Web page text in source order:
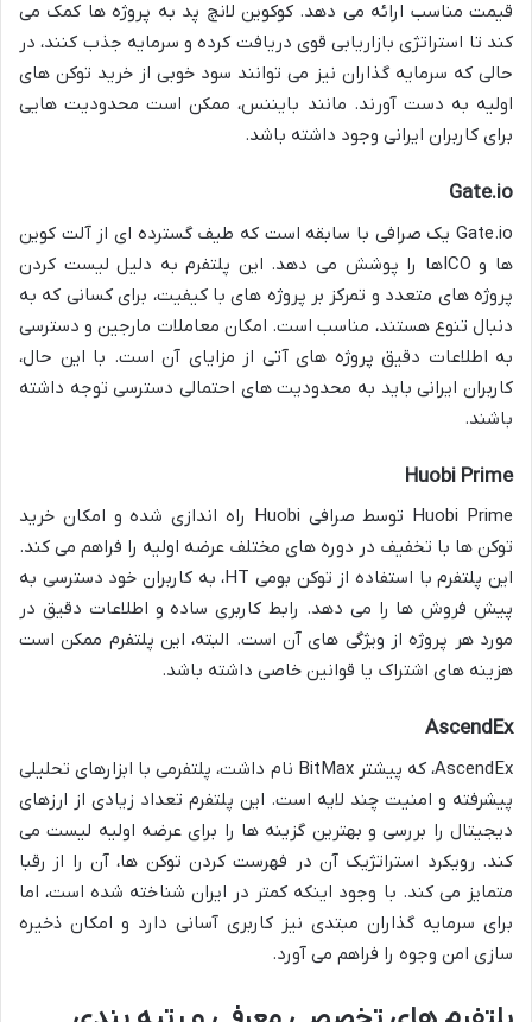
قیمت مناسب ارائه می دهد. کوکوین لانچ پد به پروژه ها کمک می
کند تا استراتژی بازاریابی قوی دریافت کرده و سرمایه جذب کنند، در
حالی که سرمایه گذاران نیز می توانند سود خوبی از خرید توکن های
اولیه به دست آورند. مانند بایننس، ممکن است محدودیت هایی
برای کاربران ایرانی وجود داشته باشد.
Gate.io
Gate.io یک صرافی با سابقه است که طیف گسترده ای از آلت کوین
ها و ICOها را پوشش می دهد. این پلتفرم به دلیل لیست کردن
پروژه های متعدد و تمرکز بر پروژه های با کیفیت، برای کسانی که به
دنبال تنوع هستند، مناسب است. امکان معاملات مارجین و دسترسی
به اطلاعات دقیق پروژه های آتی از مزایای آن است. با این حال،
کاربران ایرانی باید به محدودیت های احتمالی دسترسی توجه داشته
باشند.
Huobi Prime
Huobi Prime توسط صرافی Huobi راه اندازی شده و امکان خرید
توکن ها با تخفیف در دوره های مختلف عرضه اولیه را فراهم می کند.
این پلتفرم با استفاده از توکن بومی HT، به کاربران خود دسترسی به
پیش فروش ها را می دهد. رابط کاربری ساده و اطلاعات دقیق در
مورد هر پروژه از ویژگی های آن است. البته، این پلتفرم ممکن است
هزینه های اشتراک یا قوانین خاصی داشته باشد.
AscendEx
AscendEx، که پیشتر BitMax نام داشت، پلتفرمی با ابزارهای تحلیلی
پیشرفته و امنیت چند لایه است. این پلتفرم تعداد زیادی از ارزهای
دیجیتال را بررسی و بهترین گزینه ها را برای عرضه اولیه لیست می
کند. رویکرد استراتژیک آن در فهرست کردن توکن ها، آن را از رقبا
متمایز می کند. با وجود اینکه کمتر در ایران شناخته شده است، اما
برای سرمایه گذاران مبتدی نیز کاربری آسانی دارد و امکان ذخیره
سازی امن وجوه را فراهم می آورد.